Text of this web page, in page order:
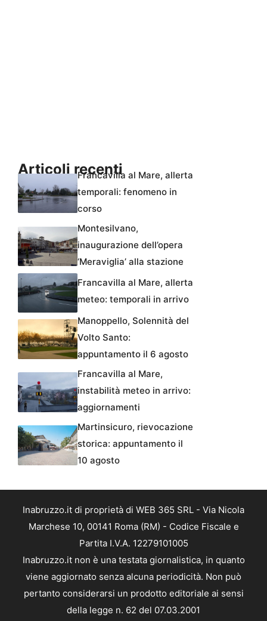
Articoli recentiFrancavilla al Mare, allerta
temporali: fenomeno in
corso
Montesilvano,
inaugurazione dell’opera
‘Meraviglia’ alla stazione
Francavilla al Mare, allerta
meteo: temporali in arrivo
Manoppello, Solennità del
Volto Santo:
appuntamento il 6 agosto
Francavilla al Mare,
instabilità meteo in arrivo:
aggiornamenti
Martinsicuro, rievocazione
storica: appuntamento il
10 agosto
Inabruzzo.it di proprietà di WEB 365 SRL - Via Nicola
Marchese 10, 00141 Roma (RM) - Codice Fiscale e
Partita I.V.A. 12279101005
Inabruzzo.it non è una testata giornalistica, in quanto
viene aggiornato senza alcuna periodicità. Non può
pertanto considerarsi un prodotto editoriale ai sensi
della legge n. 62 del 07.03.2001